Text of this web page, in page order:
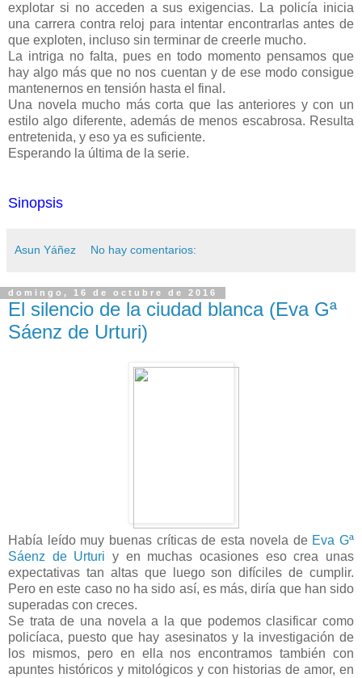
explotar si no acceden a sus exigencias. La policía inicia
una carrera contra reloj para intentar encontrarlas antes de
que exploten, incluso sin terminar de creerle mucho.
La intriga no falta, pues en todo momento pensamos que
hay algo más que no nos cuentan y de ese modo consigue
mantenernos en tensión hasta el final.
Una novela mucho más corta que las anteriores y con un
estilo algo diferente, además de menos escabrosa. Resulta
entretenida, y eso ya es suficiente.
Esperando la última de la serie.
Sinopsis
Asun Yáñez No hay comentarios:
domingo, 16 de octubre de 2016
El silencio de la ciudad blanca (Eva Gª
Sáenz de Urturi)
Había leído muy buenas críticas de esta novela de Eva Gª
Sáenz de Urturi y en muchas ocasiones eso crea unas
expectativas tan altas que luego son difíciles de cumplir.
Pero en este caso no ha sido así, es más, diría que han sido
superadas con creces.
Se trata de una novela a la que podemos clasificar como
policíaca, puesto que hay asesinatos y la investigación de
los mismos, pero en ella nos encontramos también con
apuntes históricos y mitológicos y con historias de amor, en